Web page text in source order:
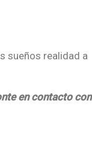
sueños realidad a
en contacto con